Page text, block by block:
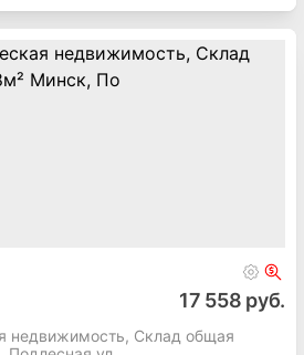
17 558 руб.
недвижимость, Склад общая